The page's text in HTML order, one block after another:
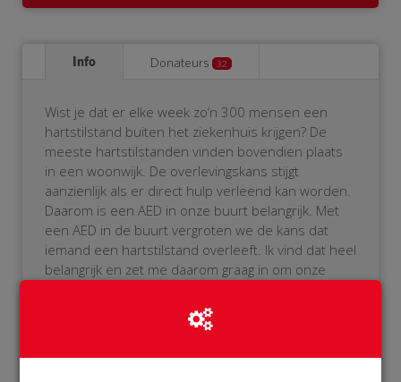
Info Donateurs 32
Wist je dat er elke week zo’n 300 mensen een
hartstilstand buiten het ziekenhuis krijgen? De
meeste hartstilstanden vinden bovendien plaats
in een woonwijk. De overlevingskans stijgt
aanzienlijk als er direct hulp verleend kan worden.
Daarom is een AED in onze buurt belangrijk. Met
een AED in de buurt vergroten we de kans dat
iemand een hartstilstand overleeft. Ik vind dat heel
belangrijk en zet me daarom graag in om onze
Als je het niet zitten om zelf de AED te bedienen,
bij het reanimatie-oproepsysteem. Als er iemand